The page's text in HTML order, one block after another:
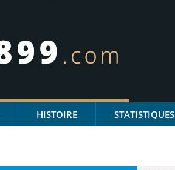
HISTOIRE STATISTIQUES